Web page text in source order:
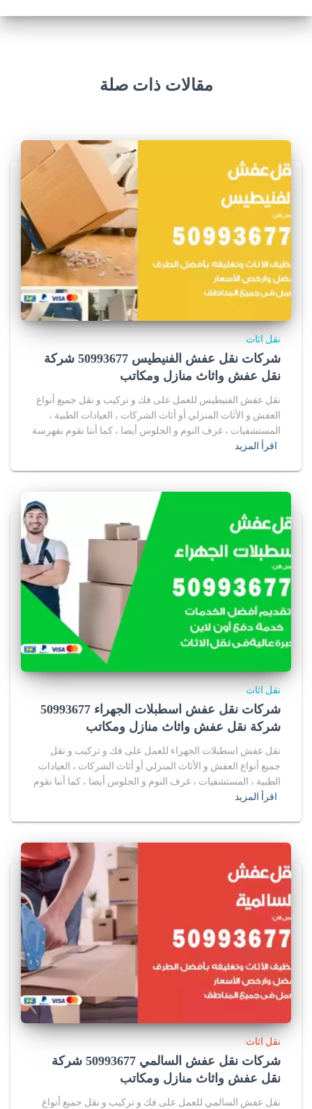
مقالات ذات صلة
نقل اثاث
شركات نقل عفش الفنيطيس 50993677 شركة
نقل عفش واثاث منازل ومكاتب
نقل عفش الفنيطيس للعمل على فك و تركيب و نقل جميع أنواع
العفش و الأثاث المنزلي أو أثاث الشركات ، العيادات الطبية ،
المستشفيات ، غرف النوم و الجلوس أيضا ، كما أننا نقوم بفهرسة
اقرأ المزيد
نقل اثاث
شركات نقل عفش اسطبلات الجهراء 50993677
شركة نقل عفش واثاث منازل ومكاتب
نقل عفش اسطبلات الجهراء للعمل على فك و تركيب و نقل
جميع أنواع العفش و الأثاث المنزلي أو أثاث الشركات ، العيادات
الطبية ، المستشفيات ، غرف النوم و الجلوس أيضا ، كما أننا نقوم
اقرأ المزيد
نقل اثاث
شركات نقل عفش السالمي 50993677 شركة
نقل عفش واثاث منازل ومكاتب
نقل عفش السالمي للعمل على فك و تركيب و نقل جميع أنواع